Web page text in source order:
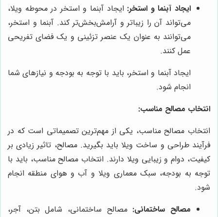
ایجاد آبنما و استخر: ایجاد آبنما و استخر در محوطه ویلا،
می‌تواند آن را زیباتر و آرامش‌بخش‌تر کند. آبنما و استخر،
می‌توانند به عنوان یک عنصر تزئینی و یک فضای تفریحی
عمل کنند.
ایجاد آبنما و استخر، باید با توجه به بودجه و نیازهای شما
انجام شود.
انتخاب مصالح مناسب:
انتخاب مصالح مناسب، یکی از مهم‌ترین تصمیماتی است که در
فرآیند طراحی و ساخت ویلا باید بگیرید. مصالح، تاثیر زیادی بر
کیفیت، دوام و زیبایی ویلا دارند. انتخاب مصالح مناسب، باید با
توجه به بودجه، سبک معماری ویلا و آب و هوای منطقه انجام
شود.
مصالح ساختمانی: مصالح ساختمانی، شامل بتن، آجر،